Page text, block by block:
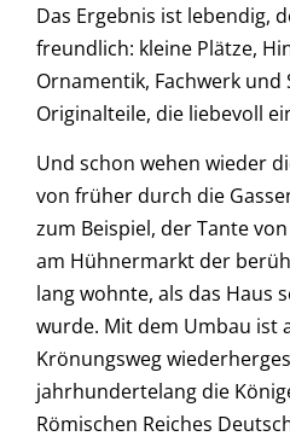
Das Ergebnis ist lebendig,
freundlich: kleine Plätze,
Ornamentik, Fachwerk
Originalteile, die liebevoll
Und schon wehen wieder
von früher durch die
zum Beispiel, der Tante
am Hühnermarkt der
lang wohnte, als das Haus
wurde. Mit dem Umbau ist
Krönungsweg
jahrhundertelang die
Römischen Reiches